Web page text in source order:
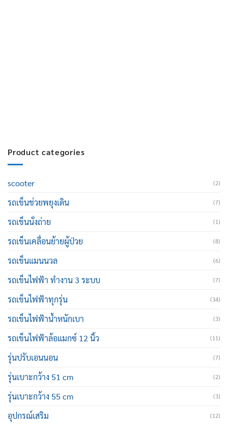
Product categories
scooter (2)
รถเข็นช่วยพยุงเดิน (7)
รถเข็นนั่งถ่าย (1)
รถเข็นเคลื่อนย้ายผู้ป่วย (8)
รถเข็นแมนนวล (6)
รถเข็นไฟฟ้า ทำงาน 3 ระบบ (7)
รถเข็นไฟฟ้าทุกรุ่น (34)
รถเข็นไฟฟ้าน้ำหนักเบา (3)
รถเข็นไฟฟ้าล้อแมกซ์ 12 นิ้ว (11)
รุ่นปรับเอนนอน (7)
รุ่นเบาะกว้าง 51 cm (2)
รุ่นเบาะกว้าง 55 cm (3)
อุปกรณ์เสริม (12)